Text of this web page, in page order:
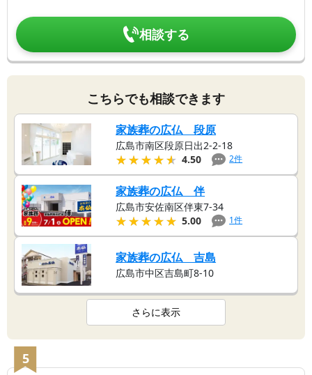
相談する
こちらでも相談できます
家族葬の広仏 段原
広島市南区段原日出2-2-18
★★★★★
★★★★★ 4.50 2件
家族葬の広仏 伴
広島市安佐南区伴東7-34
★★★★★
★★★★★ 5.00 1件
家族葬の広仏 吉島
広島市中区吉島町8-10
さらに表示
5